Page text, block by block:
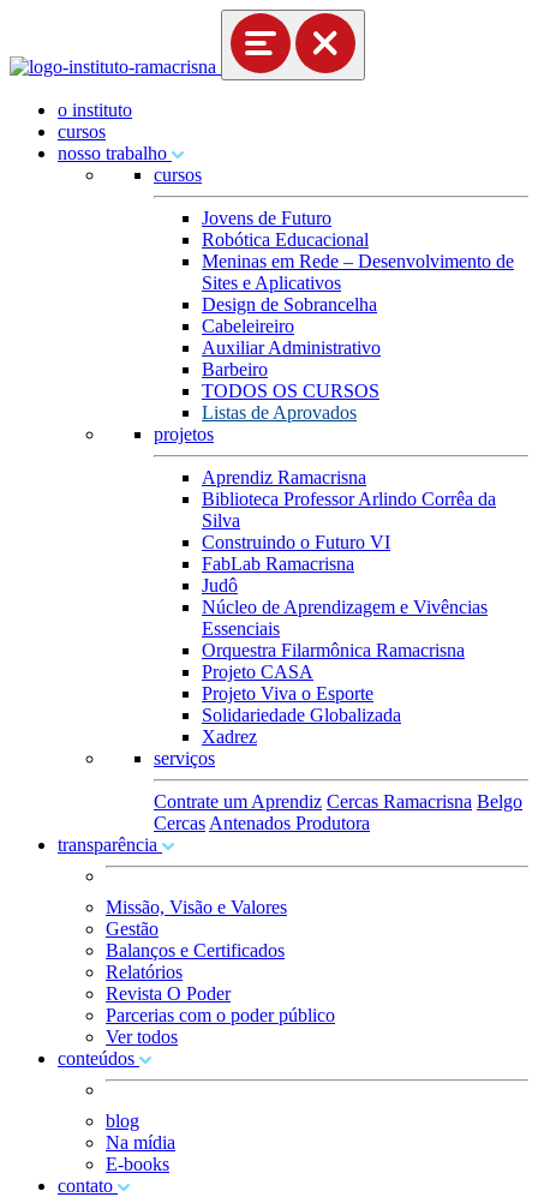
o instituto
cursos
nosso trabalho
cursos
Jovens de Futuro
Robótica Educacional
Meninas em Rede – Desenvolvimento de
Sites e Aplicativos
Design de Sobrancelha
Cabeleireiro
Auxiliar Administrativo
Barbeiro
TODOS OS CURSOS
Listas de Aprovados
projetos
Aprendiz Ramacrisna
Biblioteca Professor Arlindo Corrêa da
Silva
Construindo o Futuro VI
FabLab Ramacrisna
Judô
Núcleo de Aprendizagem e Vivências
Essenciais
Orquestra Filarmônica Ramacrisna
Projeto CASA
Projeto Viva o Esporte
Solidariedade Globalizada
Xadrez
serviços
Contrate um Aprendiz Cercas Ramacrisna Belgo
Cercas Antenados Produtora
transparência
Missão, Visão e Valores
Gestão
Balanços e Certificados
Relatórios
Revista O Poder
Parcerias com o poder público
Ver todos
conteúdos
blog
Na mídia
E-books
contato